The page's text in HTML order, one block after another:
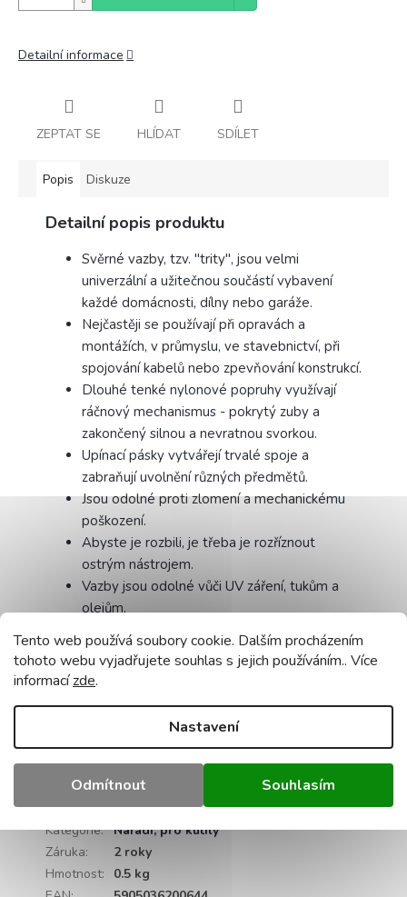
Tento web používá soubory cookie. Dalším procházením
tohoto webu vyjadřujete souhlas s jejich používáním.. Více
informacízde.
Nastavení
Odmítnout Souhlasím
Detailní informace
ZEPTAT SE HLÍDAT SDÍLET
Popis Diskuze
Detailní popis produktu
Svěrné vazby, tzv. "trity", jsou velmi
univerzální a užitečnou součástí vybavení
každé domácnosti, dílny nebo garáže.
Nejčastěji se používají při opravách a
montážích, v průmyslu, ve stavebnictví, při
spojování kabelů nebo zpevňování konstrukcí.
Dlouhé tenké nylonové popruhy využívají
ráčnový mechanismus - pokrytý zuby a
zakončený silnou a nevratnou svorkou.
Upínací pásky vytvářejí trvalé spoje a
zabraňují uvolnění různých předmětů.
Jsou odolné proti zlomení a mechanickému
poškození.
Abyste je rozbili, je třeba je rozříznout
ostrým nástrojem.
Vazby jsou odolné vůči UV záření, tukům a
olejům.
Rozměry
Sada obsahuje 100 ks!
Doplňkové parametry
Kategorie: Nářadí, pro kutily
Záruka:
2 roky
Hmotnost:
0.5 kg